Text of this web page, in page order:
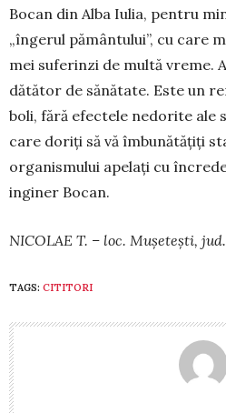
Bocan din Alba Iulia, pentru
„îngerul pământului”, cu care
mei suferinzi de multă vreme.
dătător de sănătate. Este un
boli, fără efectele nedorite ale
care doriți să vă îmbu­nătățiți
organismului apelați cu
inginer Bocan.
NICOLAE T. – loc. Mușetești,
TAGS: CITITORI